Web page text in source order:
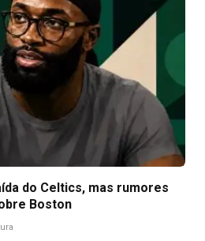
do Celtics, mas rumores
Boston